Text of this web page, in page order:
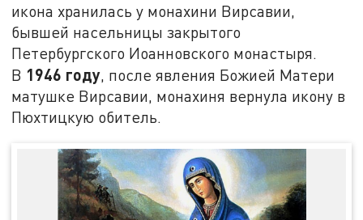
икона хранилась у монахини Вирсавии,
бывшей насельницы закрытого
Петербургского Иоанновского монастыря.
В 1946 году, после явления Божией Матери
матушке Вирсавии, монахиня вернула икону в
Пюхтицкую обитель.